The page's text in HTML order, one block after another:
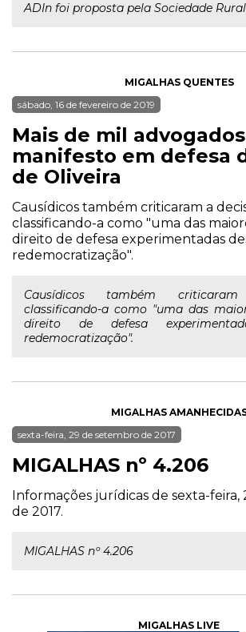
ADIn foi proposta pela Sociedade
MIGALHAS QUENTES
sábado, 16 de fevereiro de 2019
Mais de mil
manifesto em defesa
de Oliveira
Causídicos também criticaram a
classificando-a como "uma das
direito de defesa experimentadas
redemocratização".
Causídicos também
classificando-a como "uma das
direito de defesa
redemocratização".
MIGALHAS
sexta-feira, 29 de setembro de 2017
MIGALHAS nº 4.206
Informações jurídicas de sexta-feira,
de 2017.
MIGALHAS nº 4.206
MIGALHAS LIVE